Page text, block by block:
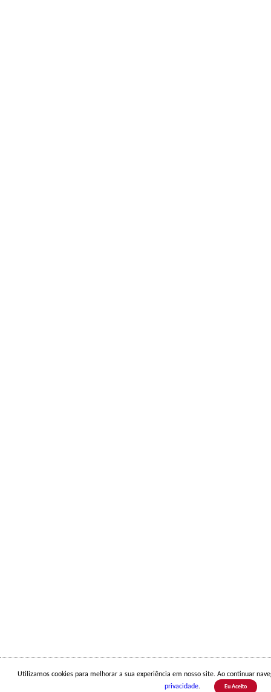
Utilizamos cookies para melhorar a sua experiência em nosso site. Ao continuar
privacidade. Eu Aceito